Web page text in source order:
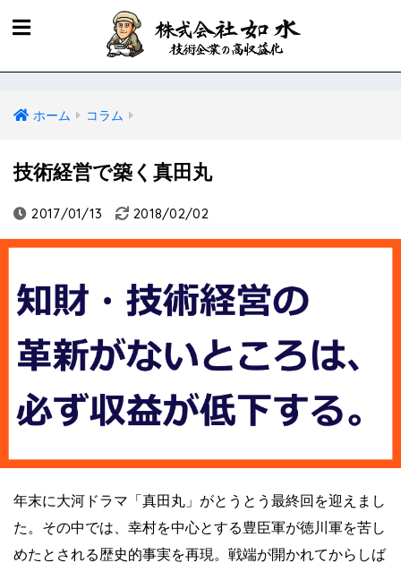
ホーム コラム
技術経営で築く真田丸
2017/01/13 2018/02/02
年末に大河ドラマ「真田丸」がとうとう最終回を迎えまし
た。その中では、幸村を中心とする豊臣軍が徳川軍を苦し
めたとされる歴史的事実を再現。戦端が開かれてからしば